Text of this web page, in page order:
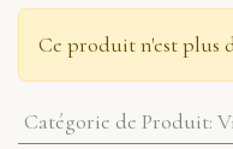
Ce produit n'est plus
Catégorie de Produit: